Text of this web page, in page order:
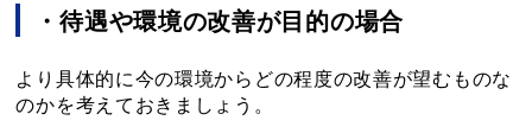
・待遇や環境の改善が目的の場合
より具体的に今の環境からどの程度の改善が望むものな
のかを考えておきましょう。